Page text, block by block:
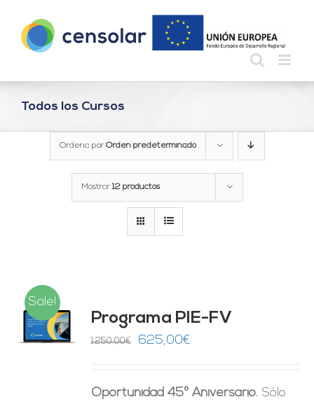
contenido
Todos los Cursos
Ordena por Orden predeterminado
Mostrar12 productos
Sale!
Programa PIE-FV
1.250,00€
El
era:
625,00€
es:
Oportunidad 45º Aniversario. Sólo